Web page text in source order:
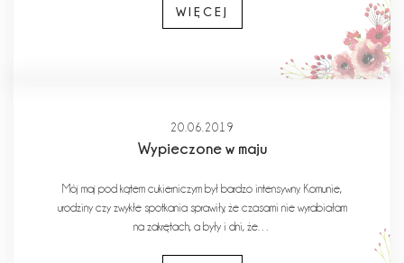
WIĘCEJ
20.06.2019
Wypieczone w maju
Mój maj pod kątem cukierniczym był bardzo intensywny. Komunie,
urodziny czy zwykłe spotkania sprawiły, że czasami nie wyrabiałam
na zakrętach, a były i dni, że…